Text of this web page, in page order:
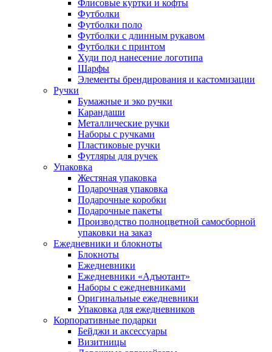
Флисовые куртки и кофты
Футболки
Футболки поло
Футболки с длинным рукавом
Футболки с принтом
Худи под нанесение логотипа
Шарфы
Элементы брендирования и кастомизации
Ручки
Бумажные и эко ручки
Карандаши
Металлические ручки
Наборы с ручками
Пластиковые ручки
Футляры для ручек
Упаковка
Жестяная упаковка
Подарочная упаковка
Подарочные коробки
Подарочные пакеты
Производство полноцветной самосборной
упаковки на заказ
Ежедневники и блокноты
Блокноты
Ежедневники
Ежедневники «Адъютант»
Наборы с ежедневниками
Оригинальные ежедневники
Упаковка для ежедневников
Корпоративные подарки
Бейджи и аксессуары
Визитницы